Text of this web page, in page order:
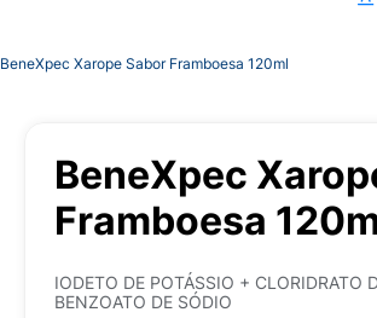
BeneXpec Xarope Sabor Framboesa 120ml
BeneXpec
Framboesa
IODETO DE POTÁSSIO + CLORIDRATO
BENZOATO DE SÓDIO